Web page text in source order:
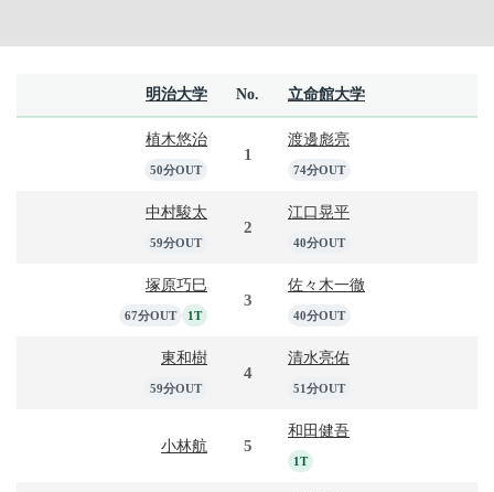
明治大学 No. 立命館大学
植木悠治
50分OUT
1
渡邊彪亮
74分OUT
中村駿太
59分OUT
2
江口晃平
40分OUT
塚原巧巳
67分OUT 1T
3
佐々木一徹
40分OUT
東和樹
59分OUT
4
清水亮佑
51分OUT
小林航 5
和田健吾
1T